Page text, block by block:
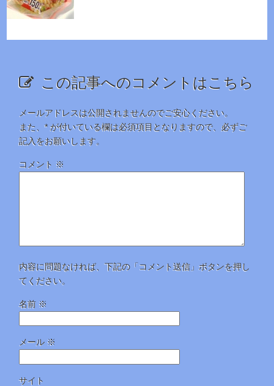
この記事へのコメントはこちら
メールアドレスは公開されませんのでご安心ください。
また、* が付いている欄は必須項目となりますので、必ずご
記入をお願いします。
コメント ※
内容に問題なければ、下記の「コメント送信」ボタンを押し
てください。
名前 ※
メール ※
サイト